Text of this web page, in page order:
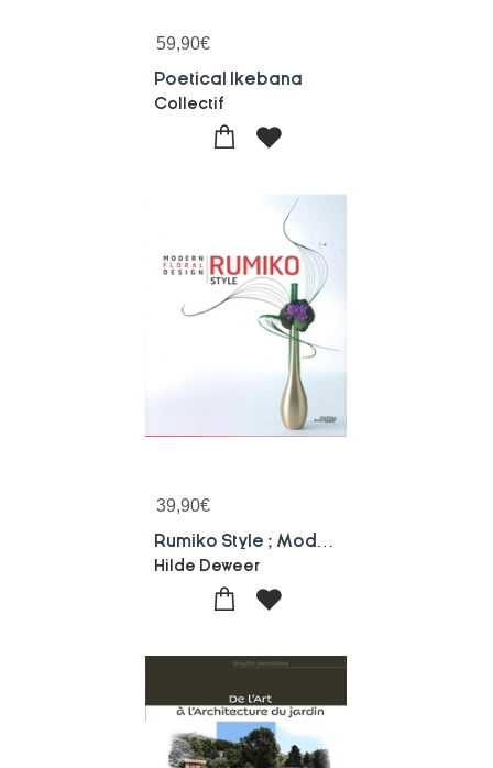
59,90€
Poetical Ikebana
Collectif
39,90€
Hilde Deweer